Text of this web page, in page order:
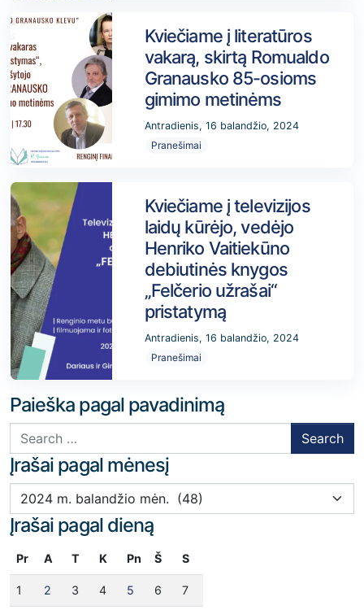
Kviečiame į literatūros
vakarą, skirtą Romualdo
Granausko 85-osioms
gimimo metinėms
Antradienis, 16 balandžio, 2024
Pranešimai
Kviečiame į televizijos
laidų kūrėjo, vedėjo
Henriko Vaitiekūno
debiutinės knygos
„Felčerio užrašai“
pristatymą
Antradienis, 16 balandžio, 2024
Pranešimai
Paieška pagal pavadinimą
Search for:
Įrašai pagal mėnesį
Įrašai pagal mėnesį
Įrašai pagal dieną
Pr A T K Pn Š S
1 2 3 4 5 6 7